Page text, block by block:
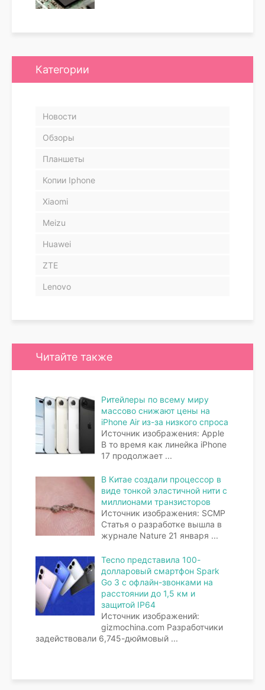
Категории
Новости
Обзоры
Планшеты
Копии Iphone
Xiaomi
Meizu
Huawei
ZTE
Lenovo
Читайте также
Ритейлеры по всему миру
массово снижают цены на
iPhone Air из-за низкого спроса
Источник изображения: Apple
В то время как линейка iPhone
17 продолжает ...
В Китае создали процессор в
виде тонкой эластичной нити с
миллионами транзисторов
Источник изображения: SCMP
Статья о разработке вышла в
журнале Nature 21 января ...
Tecno представила 100-
долларовый смартфон Spark
Go 3 с офлайн-звонками на
расстоянии до 1,5 км и
защитой IP64
Источник изображений:
gizmochina.com Разработчики
задействовали 6,745-дюймовый ...